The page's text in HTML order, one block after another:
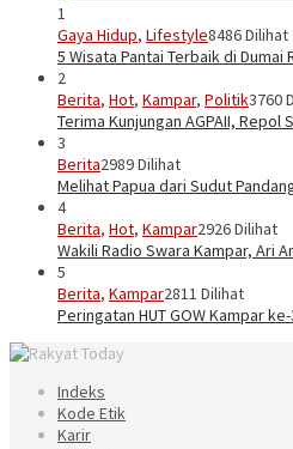
1
Gaya Hidup, Lifestyle8486 Dilihat
5 Wisata Pantai Terbaik di Dumai
2
Berita, Hot, Kampar, Politik3760
Terima Kunjungan AGPAII, Repol
3
Berita2989 Dilihat
Melihat Papua dari Sudut
4
Berita, Hot, Kampar2926 Dilihat
Wakili Radio Swara Kampar, Ari
5
Berita, Kampar2811 Dilihat
Peringatan HUT GOW Kampar
Indeks
Kode Etik
Karir